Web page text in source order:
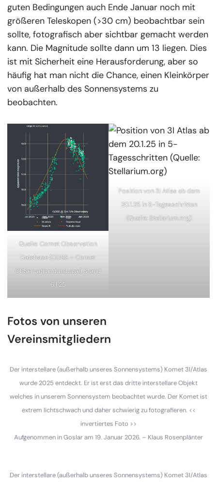
guten Bedingungen auch Ende Januar noch mit
größeren Teleskopen (>30 cm) beobachtbar sein
sollte, fotografisch aber sichtbar gemacht werden
kann. Die Magnitude sollte dann um 13 liegen. Dies
ist mit Sicherheit eine Herausforderung, aber so
häufig hat man nicht die Chance, einen Kleinkörper
von außerhalb des Sonnensystems zu
beobachten.
Quelle: Comet Observation
Database (COBS – Comet
OBServation database) Stand
6.1.25
Position von 3I Atlas ab dem
20.1.25 in 5-Tagesschritten
(Quelle: Stellarium.org)
Fotos von unseren
Vereinsmitgliedern
Der interstellare (außerhalb unseres Sonnensystems) Komet 3I/Atlas
wurde 2025 entdeckt. Er ist erst das dritte interstellare Objekt
welches in unserem Sonnensystem beobachtet wurde. Der Komet ist
extrem lichtschwach und daher schwierig zu fotografieren. <<
invertiertes Foto >>
Aufgenommen in Goslar am 19. Januar 2026. – Klaus Rosenplänter
Der interstellare (außerhalb unseres Sonnensystems) Komet 3I/Atlas